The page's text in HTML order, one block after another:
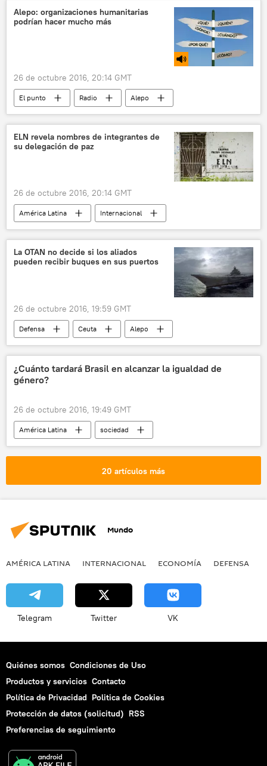
Sukhoi Superjet 100
noticias
Alepo: organizaciones humanitarias
podrían hacer mucho más
26 de octubre 2016, 20:14 GMT
El punto Radio
Alepo
Siria
Turquía
Italia
Corea del Sur
Ígor Konashénkov
Ashton Carter
ELN revela nombres de integrantes de
su delegación de paz
26 de octubre 2016, 20:14 GMT
América Latina
Internacional
Colombia
Ejército de Liberación Nacional (ELN) de Colombia
noticias
La OTAN no decide si los aliados
pueden recibir buques en sus puertos
26 de octubre 2016, 19:59 GMT
Defensa Ceuta
Alepo
OTAN
Almirante Kuznetsov (portaviones)
Rusia
noticias
¿Cuánto tardará Brasil en alcanzar la igualdad de
género?
26 de octubre 2016, 19:49 GMT
América Latina
sociedad
Internacional
Brasil
20 artículos más
Mundo
AMÉRICA LATINA INTERNACIONAL ECONOMÍA DEFENSA
Telegram Twitter VK
Quiénes somos Condiciones de Uso
Productos y servicios Contacto
Política de Privacidad Politica de Cookies
Protección de datos (solicitud) RSS
Preferencias de seguimiento